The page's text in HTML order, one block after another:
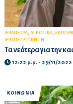
ΙΕΡΑΠΕΤΡΑ, ΑΓΡΟΤΙΚΑ,
ΙΕΡΑΠΕΤΡΙΤΙΚΗ ΓΗ
Τα νεότερα για την
12:22 μ.μ. - 29/11/2022
ΚΟΙΝΩΝΙΑ